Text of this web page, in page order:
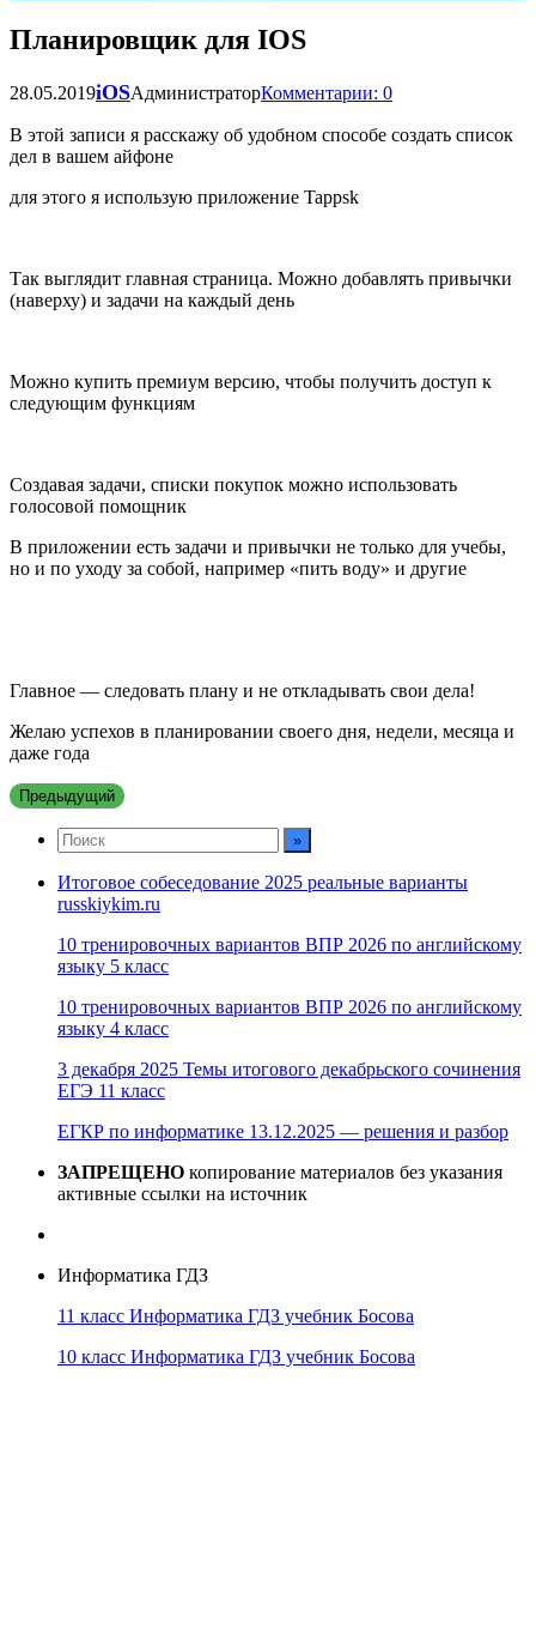
Планировщик для IOS
28.05.2019iOSАдминистраторКомментарии: 0
В этой записи я расскажу об удобном способе создать список
дел в вашем айфоне
для этого я использую приложение Tappsk
Так выглядит главная страница. Можно добавлять привычки
(наверху) и задачи на каждый день
Можно купить премиум версию, чтобы получить доступ к
следующим функциям
Создавая задачи, списки покупок можно использовать
голосовой помощник
В приложении есть задачи и привычки не только для учебы,
но и по уходу за собой, например «пить воду» и другие
Главное — следовать плану и не откладывать свои дела!
Желаю успехов в планировании своего дня, недели, месяца и
даже года
Предыдущий
Итоговое собеседование 2025 реальные варианты
russkiykim.ru
10 тренировочных вариантов ВПР 2026 по английскому
языку 5 класс
10 тренировочных вариантов ВПР 2026 по английскому
языку 4 класс
3 декабря 2025 Темы итогового декабрьского сочинения
ЕГЭ 11 класс
ЕГКР по информатике 13.12.2025 — решения и разбор
ЗАПРЕЩЕНО копирование материалов без указания
активные ссылки на источник
Информатика ГДЗ
11 класс Информатика ГДЗ учебник Босова
10 класс Информатика ГДЗ учебник Босова